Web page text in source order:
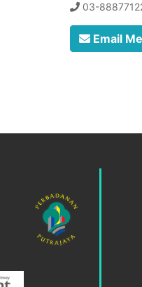
03-
Email Me